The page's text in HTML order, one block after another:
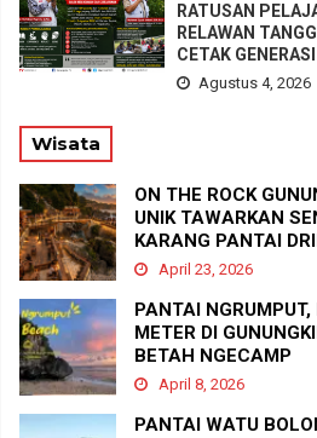
RATUSAN
RELAWAN
CETAK
Agustus 4, 2026
Wisata
ON THE ROCK
UNIK TAWARKAN
KARANG PANTAI
April 23, 2026
PANTAI
METER DI
BETAH NGECAMP
April 8, 2026
PANTAI WATU